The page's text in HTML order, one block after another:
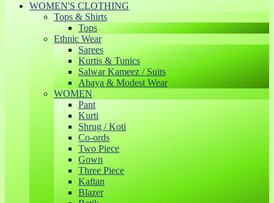
WOMEN'S CLOTHING
Tops & Shirts
Tops
Ethnic Wear
Sarees
Kurtis & Tunics
Salwar Kameez / Suits
Abaya & Modest Wear
WOMEN
Pant
Kurti
Shrug / Koti
Co-ords
Two Piece
Gown
Three Piece
Kaftan
Blazer